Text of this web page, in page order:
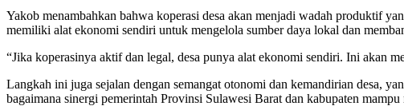
Yakob menambahkan bahwa koperasi desa akan menjadi wadah produktif
memiliki alat ekonomi sendiri untuk mengelola sumber daya lokal dan
“Jika koperasinya aktif dan legal, desa punya alat ekonomi sendiri. Ini akan
Langkah ini juga sejalan dengan semangat otonomi dan kemandirian desa,
bagaimana sinergi pemerintah Provinsi Sulawesi Barat dan kabupaten